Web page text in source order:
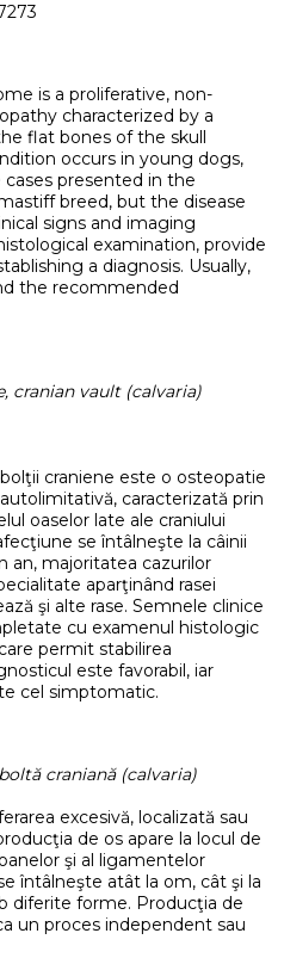
is a proliferative, non-
characterized by a
flat bones of the skull
occurs in young dogs,
presented in the
breed, but the disease
signs and imaging
examination, provide
a diagnosis. Usually,
the recommended
cranian vault (calvaria)
craniene este o osteopatie
caracterizată prin
oaselor late ale craniului
se întâlneşte la câinii
an, majoritatea cazurilor
aparţinând rasei
şi alte rase. Semnele clinice
cu examenul histologic
permit stabilirea
este favorabil, iar
cel simptomatic.
craniană (calvaria)
excesivă, localizată sau
de os apare la locul de
şi al ligamentelor
întâlneşte atât la om, cât şi la
diferite forme. Producţia de
un proces independent sau